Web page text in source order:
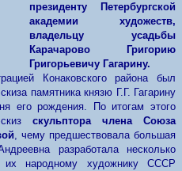
президенту Петербургской
академии художеств,
владельцу усадьбы
Карачарово Григорию
Григорьевичу Гагарину.
Конаковского района был
памятника князю Г.Г. Гагарину
его рождения. По итогам этого
скульптора члена Союза
, чему предшествовала большая
разработала несколько
их народному художнику СССР